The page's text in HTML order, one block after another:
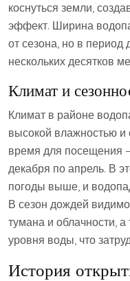
коснуться земли,
эффект. Ширина
от сезона, но в период
нескольких десятков
Климат и
Климат в районе
высокой влажностью
время для посещения
декабря по апрель. В
погоды выше, и
В сезон дождей
тумана и облачности,
уровня воды, что
История